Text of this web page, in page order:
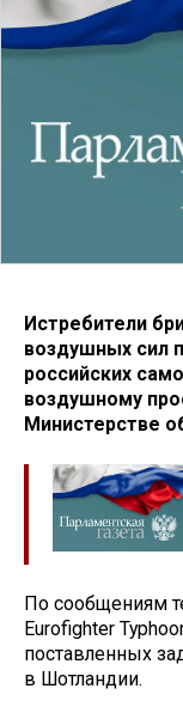
Истребители
воздушных сил
российских
воздушному
Министерстве
По сообщениям
Eurofighter
поставленных
в Шотландии.